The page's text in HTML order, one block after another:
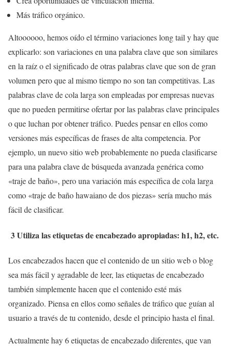
Más tráfico orgánico.
Altoooooo, hemos oído el término variaciones long tail y hay que
explicarlo: son variaciones en una palabra clave que son similares
en la raíz o el significado de otras palabras clave que son de gran
volumen pero que al mismo tiempo no son tan competitivas. Las
palabras clave de cola larga son empleadas por empresas nuevas
que no pueden permitirse ofertar por las palabras clave principales
o que luchan por obtener tráfico. Puedes pensar en ellos como
versiones más específicas de frases de alta competencia. Por
ejemplo, un nuevo sitio web probablemente no pueda clasificarse
para una palabra clave de búsqueda avanzada genérica como
«traje de baño», pero una variación más específica de cola larga
como «traje de baño hawaiano de dos piezas» sería mucho más
fácil de clasificar.
3 Utiliza las etiquetas de encabezado apropiadas: h1, h2, etc.
Los encabezados hacen que el contenido de un sitio web o blog
sea más fácil y agradable de leer, las etiquetas de encabezado
también simplemente hacen que el contenido esté más
organizado. Piensa en ellos como señales de tráfico que guían al
usuario a través de tu contenido, desde el principio hasta el final.
Actualmente hay 6 etiquetas de encabezado diferentes, que van